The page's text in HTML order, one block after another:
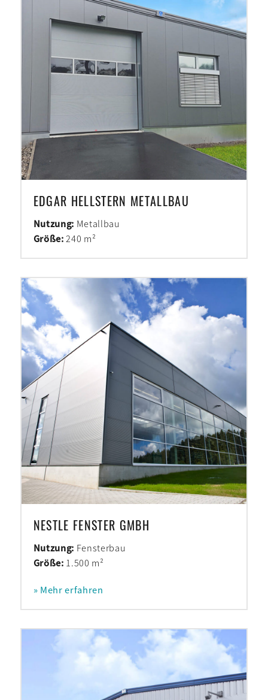
EDGAR HELLSTERN METALLBAU
Nutzung: Metallbau
Größe:240 m²
NESTLE FENSTER GMBH
Nutzung: Fensterbau
Größe: 1.500 m²
» Mehr erfahren